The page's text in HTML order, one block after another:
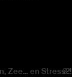
Zee... en Stress?!